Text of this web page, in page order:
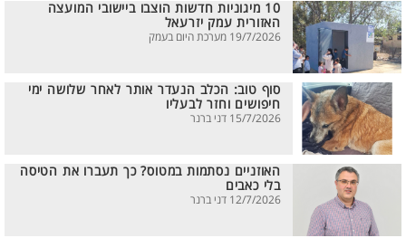
10 מיגוניות חדשות הוצבו ביישובי המועצה
האזורית עמק יזרעאל
19/7/2026 מערכת היום בעמק
סוף טוב: הכלב הנעדר אותר לאחר שלושה ימי
חיפושים וחזר לבעליו
15/7/2026 דני ברנר
האוזניים נסתמות במטוס? כך תעברו את הטיסה
בלי כאבים
12/7/2026 דני ברנר